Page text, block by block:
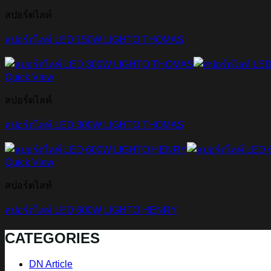
สปอร์ตไลท์
สปอร์ตไลท์ LED 150W LIGHTO THOMAS
Quick View
สปอร์ตไลท์
สปอร์ตไลท์ LED 300W LIGHTO THOMAS
Quick View
สปอร์ตไลท์
สปอร์ตไลท์ LED 600W LIGHTO HENRY
CATEGORIES
DN Article